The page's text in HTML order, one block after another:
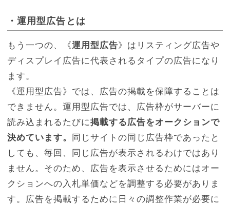
・運用型広告とは
もう一つの、《運用型広告》はリスティング広告や
ディスプレイ広告に代表されるタイプの広告になり
ます。
《運用型広告》では、広告の掲載を保障することは
できません。運用型広告では、広告枠がサーバーに
読み込まれるたびに掲載する広告をオークションで
決めています。
同じサイトの同じ広告枠であったと
しても、毎回、同じ広告が表示されるわけではあり
ません。そのため、広告を表示させるためにはオー
クションへの入札単価などを調整する必要がありま
す。広告を掲載するために日々の調整作業が必要に